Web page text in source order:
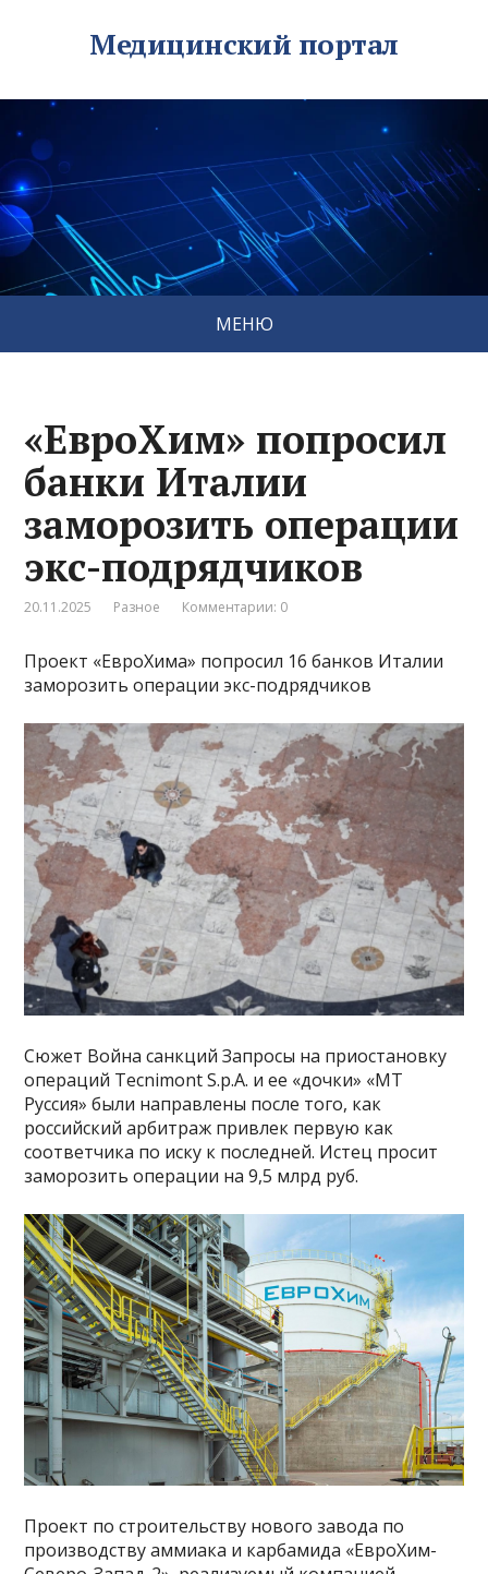
Медицинский портал
МЕНЮ
«ЕвроХим» попросил
банки Италии
заморозить операции
экс-подрядчиков
20.11.2025 Разное Комментарии: 0
Проект «ЕвроХима» попросил 16 банков Италии
заморозить операции экс-подрядчиков
Сюжет Война санкций Запросы на приостановку
операций Tecnimont S.p.A. и ее «дочки» «МТ
Руссия» были направлены после того, как
российский арбитраж привлек первую как
соответчика по иску к последней. Истец просит
заморозить операции на 9,5 млрд руб.
Проект по строительству нового завода по
производству аммиака и карбамида «ЕвроХим-